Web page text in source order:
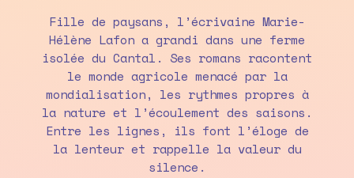
Fille de paysans, l’écrivaine Marie-
Hélène Lafon a grandi dans une ferme
isolée du Cantal. Ses romans racontent
le monde agricole menacé par la
mondialisation, les rythmes propres à
la nature et l’écoulement des saisons.
Entre les lignes, ils font l’éloge de
la lenteur et rappelle la valeur du
silence.